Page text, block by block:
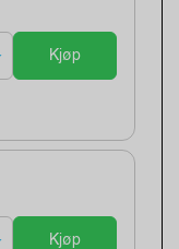
Kjøp
Kjøp